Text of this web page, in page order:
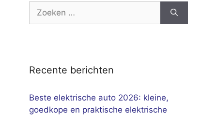
naar:
Recente berichten
Beste elektrische auto 2026: kleine,
goedkope en praktische elektrische